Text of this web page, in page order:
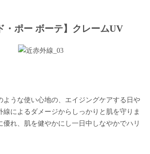
・ポー ボーテ】クレームUV
ような使い心地の、エイジングケアする日や
線によるダメージからしっかりと肌を守りま
優れ、肌を健やかにし一日中しなやかでハリ